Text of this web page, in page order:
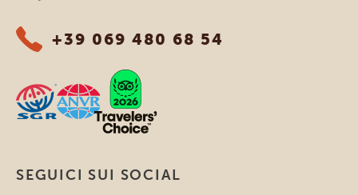
+39 069 480 68 54
SEGUICI SUI SOCIAL